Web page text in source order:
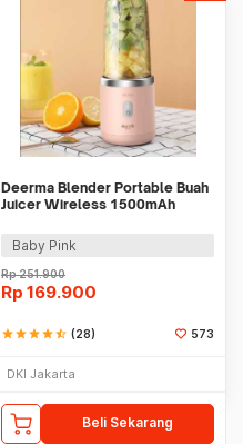
Deerma Blender Portable Buah
Juicer Wireless 1500mAh
Baby Pink
Rp251.900
Rp 169.900
starstarstarstarstar_half (28) 573
DKI Jakarta
Beli Sekarang